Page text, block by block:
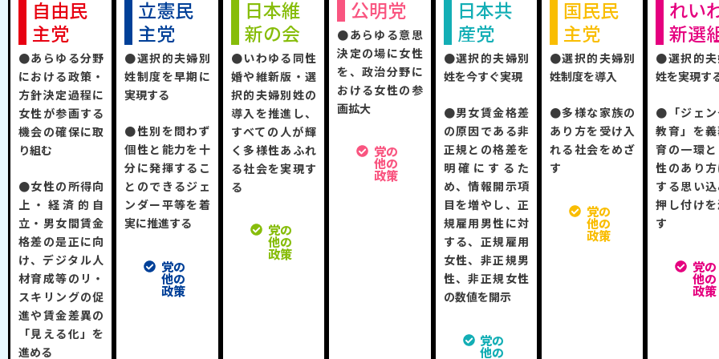
自由民
主党
●あらゆる分野
における政策・
方針決定過程に
女性が参画する
機会の確保に取
り組む
●女性の所得向
上・経済的自
立・男女間賃金
格差の是正に向
け、デジタル人
材育成等のリ・
スキリングの促
進や賃金差異の
「見える化」を
進める
立憲民
主党
●選択的夫婦別
姓制度を早期に
実現する
●性別を問わず
個性と能力を十
分に発揮するこ
とのできるジェ
ンダー平等を着
実に推進する
党の
他の
政策
日本維
新の会
●いわゆる同性
婚や維新版・選
択的夫婦別姓の
導入を推進し、
すべての人が輝
く多様性あふれ
る社会を実現す
る
党の
他の
政策
公明党
●あらゆる意思
決定の場に女性
を、政治分野に
おける女性の参
画拡大
党の
他の
政策
日本共
産党
●選択的夫婦別
姓を今すぐ実現
●男女賃金格差
の原因である非
正規との格差を
明確にするた
め、情報開示項
目を増やし、正
規雇用男性に対
する、正規雇用
女性、非正規男
性、非正規女性
の数値を開示
党の
他の
国民民
主党
●選択的夫婦別
姓制度を導入
●多様な家族の
あり方を受け入
れる社会をめざ
す
党の
他の
政策
れい
新選
●選択的夫
姓を実現す
●「ジェン
教育」を
育の一環
性のあり
する思い
押し付け
す
党の
他の
政策